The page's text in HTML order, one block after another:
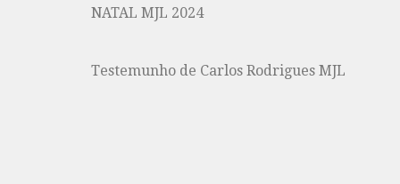
NATAL MJL 2024
Testemunho de Carlos Rodrigues MJL